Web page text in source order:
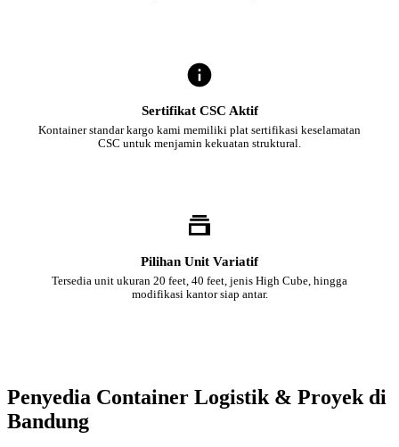
Sertifikat CSC Aktif
Kontainer standar kargo kami memiliki plat sertifikasi keselamatan
CSC untuk menjamin kekuatan struktural.
Pilihan Unit Variatif
Tersedia unit ukuran 20 feet, 40 feet, jenis High Cube, hingga
modifikasi kantor siap antar.
Penyedia Container Logistik & Proyek di
Bandung